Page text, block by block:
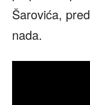
Šarovića,
nada.